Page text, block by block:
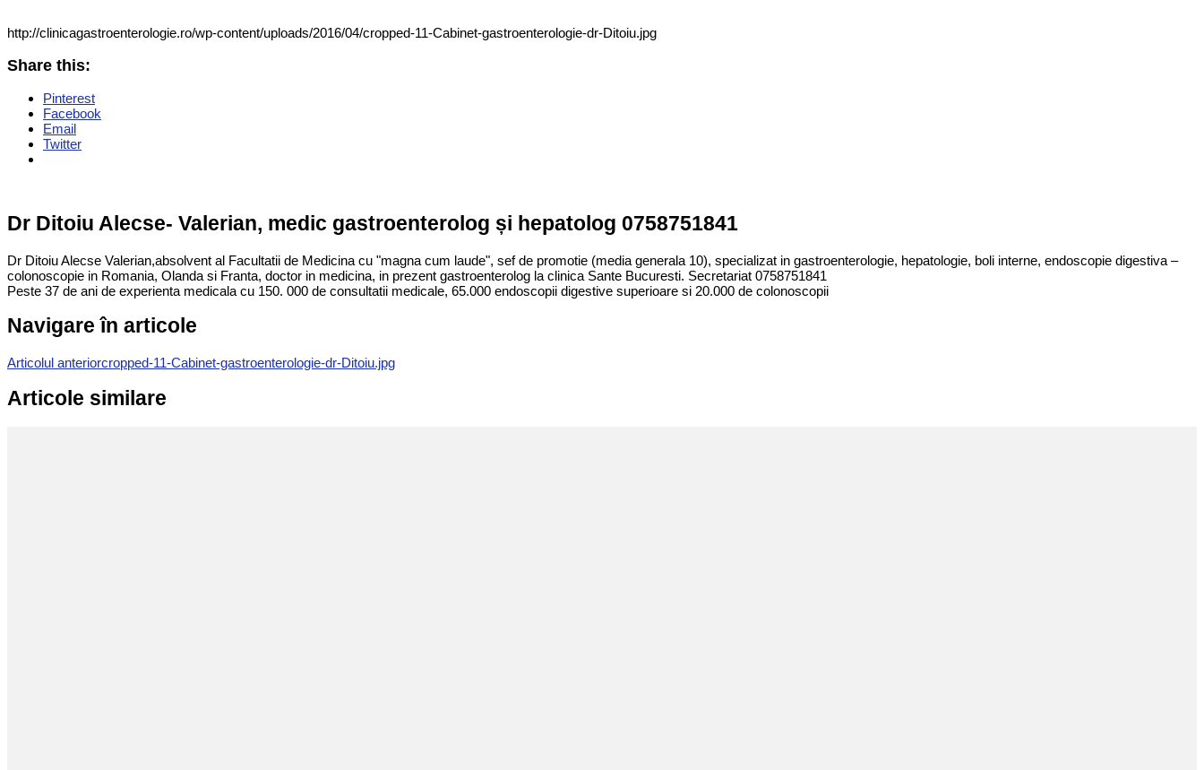
http://clinicagastroenterologie.ro/wp-content/uploads/2016/04/cropped-11-Cabinet-gastroenterologie-dr-Ditoiu.jpg
Share this:
Pinterest
Facebook
Email
Twitter
Dr Ditoiu Alecse- Valerian, medic gastroenterolog și hepatolog 0758751841
Dr Ditoiu Alecse Valerian,absolvent al Facultatii de Medicina cu "magna cum laude", sef de promotie (media generala 10), specializat in gastroenterologie, hepatologie, boli interne, endoscopie digestiva –
colonoscopie in Romania, Olanda si Franta, doctor in medicina, in prezent gastroenterolog la clinica Sante Bucuresti. Secretariat 0758751841
Peste 37 de ani de experienta medicala cu 150. 000 de consultatii medicale, 65.000 endoscopii digestive superioare si 20.000 de colonoscopii
Navigare în articole
Articolul anteriorcropped-11-Cabinet-gastroenterologie-dr-Ditoiu.jpg
Articole similare